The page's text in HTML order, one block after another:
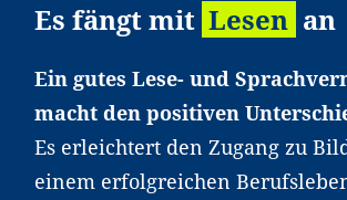
Vorlesen im Kleinkindalter und
gezielten Unterstützung in Schule
Welche Rolle spielt das
Lesenlernen?
Das Elternhaus hat großen
Es fängt mit Lesen an
Ein gutes Lese- und
macht den positiven
Es erleichtert den Zugang zu
einem erfolgreichen